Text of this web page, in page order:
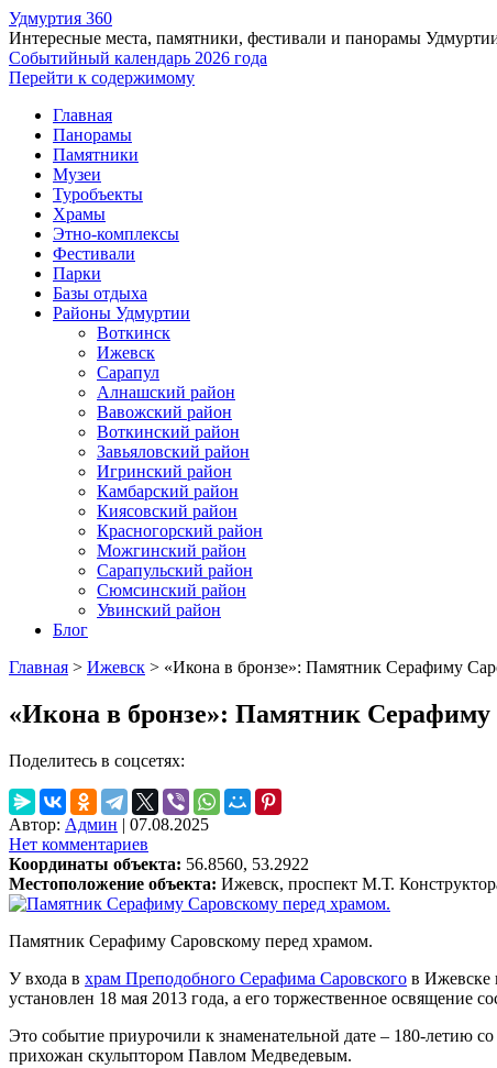
Удмуртия 360
Интересные места, памятники, фестивали и панорамы
Событийный календарь 2026 года
Перейти к содержимому
Главная
Панорамы
Памятники
Музеи
Туробъекты
Храмы
Этно-комплексы
Фестивали
Парки
Базы отдыха
Районы Удмуртии
Воткинск
Ижевск
Сарапул
Алнашский район
Вавожский район
Воткинский район
Завьяловский район
Игринский район
Камбарский район
Киясовский район
Красногорский район
Можгинский район
Сарапульский район
Сюмсинский район
Увинский район
Блог
Главная > Ижевск > «Икона в бронзе»: Памятник Серафиму
«Икона в бронзе»: Памятник
Поделитесь в соцсетях:
Автор: Админ | 07.08.2025
Нет комментариев
Координаты объекта: 56.8560, 53.2922
Местоположение объекта: Ижевск, проспект М.Т.
Памятник Серафиму Саровскому перед храмом.
У входа в храм Преподобного Серафима Саровского в Ижевске
установлен 18 мая 2013 года, а его торжественное освящение
Это событие приурочили к знаменательной дате – 180-летию
прихожан скульптором Павлом Медведевым.